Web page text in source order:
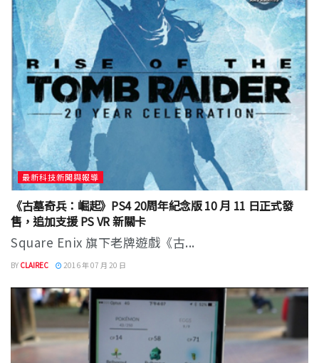
最新科技新聞與報導
《古墓奇兵：崛起》PS4 20周年紀念版 10 月 11 日正式發
售，追加支援 PS VR 新關卡
Square Enix 旗下老牌遊戲《古...
BY CLAIREC 2016 年 07 月 20 日